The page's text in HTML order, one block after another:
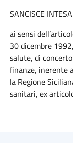
SANCISCE INTESA
ai sensi
30 dicembre
salute, di
finanze, inerente
la Regione
sanitari, ex